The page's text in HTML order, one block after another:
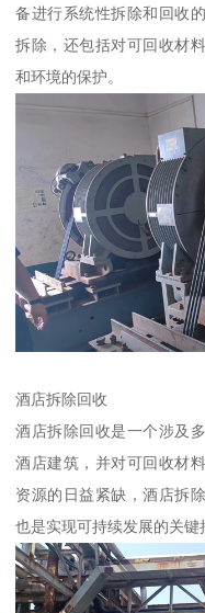
备进行系统性拆除和回收
拆除，还包括对可回收材
和环境的保护。
酒店拆除回收
酒店拆除回收是一个涉及
酒店建筑，并对可回收材
资源的日益紧缺，酒店拆
也是实现可持续发展的关键